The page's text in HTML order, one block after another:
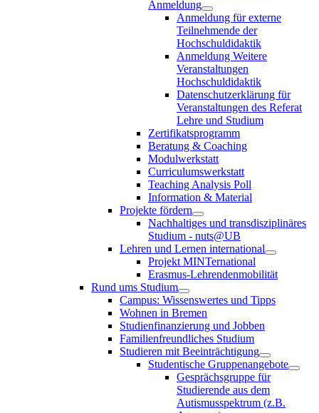
Anmeldung
Anmeldung für externe
Teilnehmende der
Hochschuldidaktik
Anmeldung Weitere
Veranstaltungen
Hochschuldidaktik
Datenschutzerklärung für
Veranstaltungen des Referat
Lehre und Studium
Zertifikatsprogramm
Beratung & Coaching
Modulwerkstatt
Curriculumswerkstatt
Teaching Analysis Poll
Information & Material
Projekte fördern
Nachhaltiges und transdisziplinäres
Studium - nuts@UB
Lehren und Lernen international
Projekt MINTernational
Erasmus-Lehrendenmobilität
Rund ums Studium
Campus: Wissenswertes und Tipps
Wohnen in Bremen
Studienfinanzierung und Jobben
Familienfreundliches Studium
Studieren mit Beeinträchtigung
Studentische Gruppenangebote
Gesprächsgruppe für
Studierende aus dem
Autismusspektrum (z.B.